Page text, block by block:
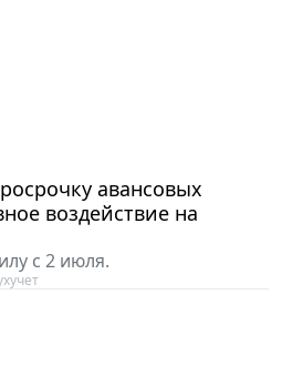
авансовых
воздействие на
с 2 июля.